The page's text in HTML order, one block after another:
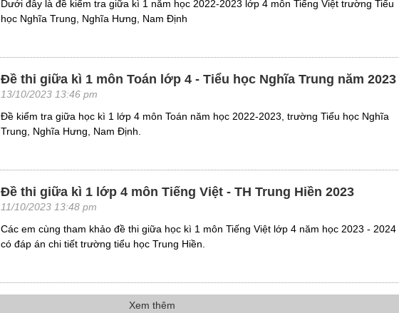
Dưới đây là đề kiểm tra giữa kì 1 năm học 2022-2023 lớp 4 môn Tiếng Việt trường Tiểu
học Nghĩa Trung, Nghĩa Hưng, Nam Định
Đề thi giữa kì 1 môn Toán lớp 4 - Tiểu học Nghĩa Trung năm 2023
13/10/2023 13:46 pm
Đề kiểm tra giữa học kì 1 lớp 4 môn Toán năm học 2022-2023, trường Tiểu học Nghĩa
Trung, Nghĩa Hưng, Nam Định.
Đề thi giữa kì 1 lớp 4 môn Tiếng Việt - TH Trung Hiền 2023
11/10/2023 13:48 pm
Các em cùng tham khảo đề thi giữa học kì 1 môn Tiếng Việt lớp 4 năm học 2023 - 2024
có đáp án chi tiết trường tiểu học Trung Hiền.
Xem thêm